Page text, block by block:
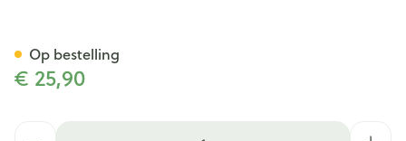
€ 25,90
Op bestelling